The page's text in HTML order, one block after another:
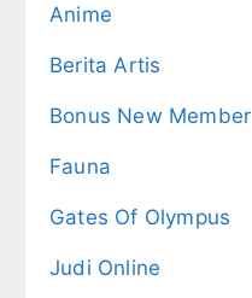
Anime
Berita Artis
Bonus New Member
Fauna
Gates Of Olympus
Judi Online